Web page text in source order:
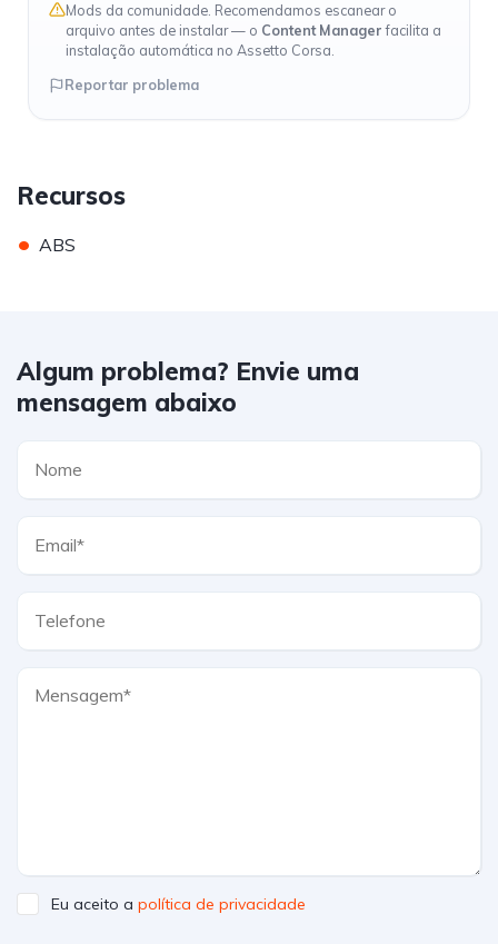
Mods da comunidade. Recomendamos escanear o
arquivo antes de instalar — o Content Managerfacilita a
instalação automática no Assetto Corsa.
Reportar problema
Recursos
• ABS
Algum problema? Envie uma
mensagem abaixo
Eu aceito a política de privacidade